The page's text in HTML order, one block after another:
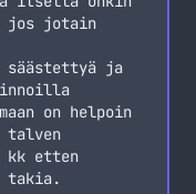
jos jotain
säästettyä ja
on helpoin
talven
kk etten
takia.